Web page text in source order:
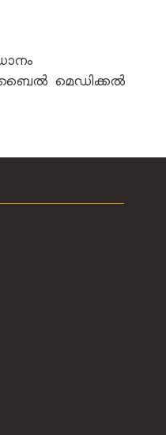
മെഡിക്കല്‍